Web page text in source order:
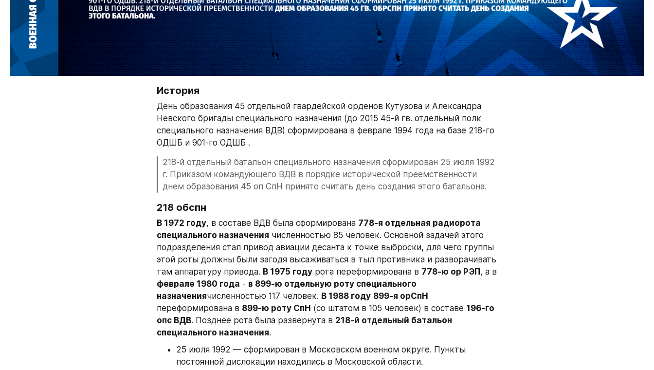
История
День образования 45 отдельной гвардейской орденов Кутузова и Александра
Невского бригады специального назначения (до 2015 45-й гв. отдельный полк
специального назначения ВДВ) сформирована в феврале 1994 года на базе 218-го
ОДШБ и 901-го ОДШБ .
218-й отдельный батальон специального назначения сформирован 25 июля 1992
г. Приказом командующего ВДВ в порядке исторической преемственности
днем образования 45 оп СпН принято считать день создания этого батальона.
218 обспн
В 1972 году, в составе ВДВ была сформирована 778-я отдельная радиорота
специального назначения численностью 85 человек. Основной задачей этого
подразделения стал привод авиации десанта к точке выброски, для чего группы
этой роты должны были загодя высаживаться в тыл противника и разворачивать
там аппаратуру привода. В 1975 году рота переформирована в 778-ю ор РЭП
феврале 1980 года - в 899-ю отдельную роту специального
назначениячисленностью 117 человек. В 1988 году 899-я орСпН
переформирована в 899-ю роту СпН (со штатом в 105 человек) в составе 196-го
опс ВДВ. Позднее рота была развернута в 218-й отдельный батальон
специального назначения.
25 июля 1992 — сформирован в Московском военном округе. Пункты
постоянной дислокации находились в Московской области.